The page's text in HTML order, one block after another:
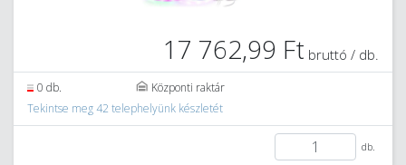
17 762,99 Ft bruttó / db.
0 db.
Központi raktár
Tekintse meg 42 telephelyünk készletét
db.